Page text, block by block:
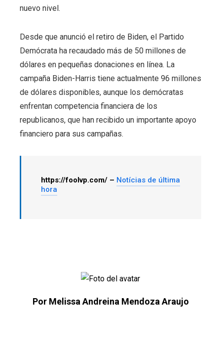
nuevo nivel.
Desde que anunció el retiro de Biden, el Partido
Demócrata ha recaudado más de 50 millones de
dólares en pequeñas donaciones en línea. La
campaña Biden-Harris tiene actualmente 96 millones
de dólares disponibles, aunque los demócratas
enfrentan competencia financiera de los
republicanos, que han recibido un importante apoyo
financiero para sus campañas.
https://foolvp.com/ – Notícias de última
hora
Por Melissa Andreina Mendoza Araujo